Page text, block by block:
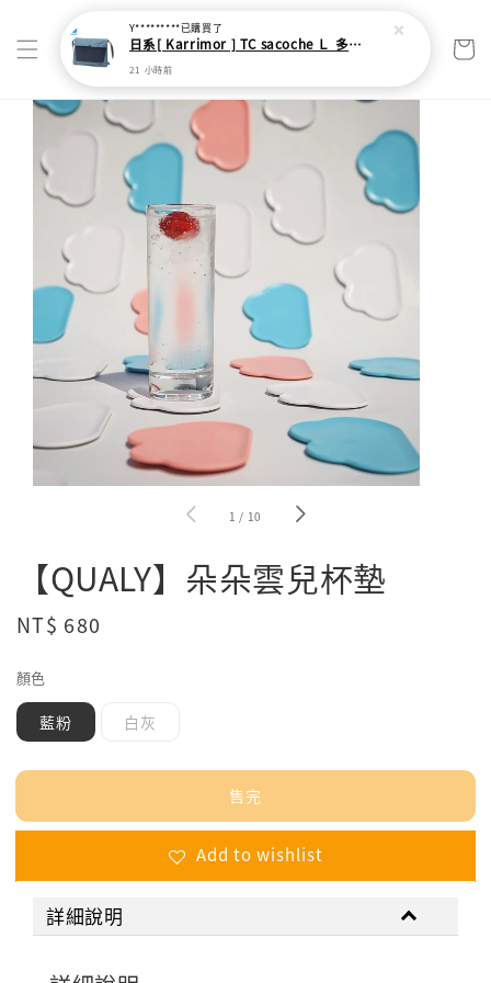
1 / 10
【QUALY】朵朵雲兒杯墊
Regular
NT$ 680
顏色
藍粉 白灰
售完
Add to wishlist
詳細說明
Y*********已購買了
日系[ Karrimor ] TC sacoche Ｌ 多功能輕旅收納袋
21 小時前